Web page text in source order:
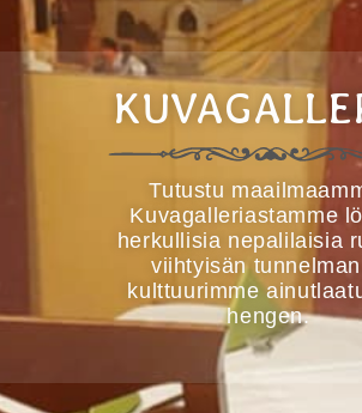
Tutustu
Kuvagalleriastamme
herkullisia nepalilaisia
viihtyisän
kulttuurimme
hengen.